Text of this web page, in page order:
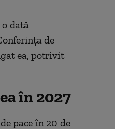
dată
de
ea, potrivit
în 2027
pace în 20 de